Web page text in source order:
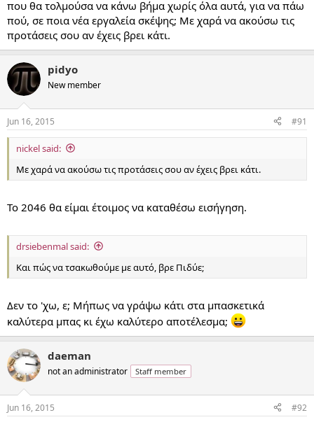
που θα τολμούσα να κάνω βήμα χωρίς όλα αυτά, για να πάω
πού, σε ποια νέα εργαλεία σκέψης; Με χαρά να ακούσω τις
προτάσεις σου αν έχεις βρει κάτι.
pidyo
New member
Jun 16, 2015 #91
nickel said:
Με χαρά να ακούσω τις προτάσεις σου αν έχεις βρει κάτι.
To 2046 θα είμαι έτοιμος να καταθέσω εισήγηση.
drsiebenmal said:
Και πώς να τσακωθούμε με αυτό, βρε Πιδύε;
Δεν το 'χω, ε; Μήπως να γράψω κάτι στα μπασκετικά
καλύτερα μπας κι έχω καλύτερο αποτέλεσμα;
daeman
not an administrator Staff member
Jun 16, 2015 #92